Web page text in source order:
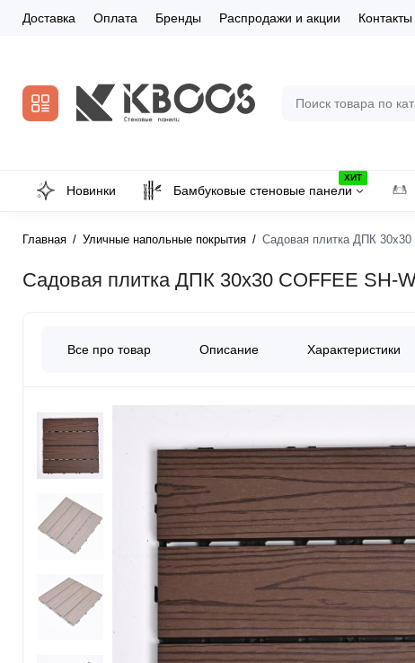
Доставка Оплата Бренды Распродажи и акции Контакты
Новинки
ХИТ
Бамбуковые стеновые панели
Главная Уличные напольные покрытия Садовая плитка ДПК 30x30
Садовая плитка ДПК 30x30 COFFEE SH-
Все про товар Описание Характеристики